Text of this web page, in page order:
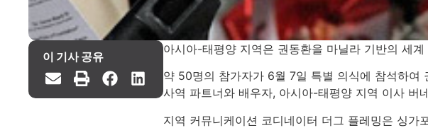
이 기사 공유
아시아-태평양 지역은 권동환을 마닐라 기반의 세
약 50명의 참가자가 6월 7일 특별 의식에 참석하여
사역 파트너와 배우자, 아시아-태평양 지역 이사 버
지역 커뮤니케이션 코디네이터 더그 플레밍은 싱가